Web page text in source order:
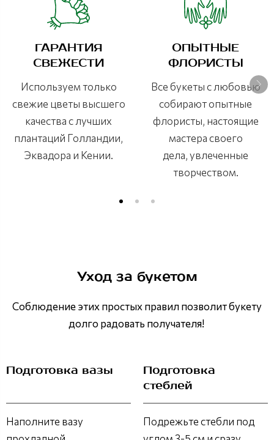
ГАРАНТИЯ
СВЕЖЕСТИ
Используем только
свежие цветы высшего
качества с лучших
плантаций Голландии,
Эквадора и Кении.
ОПЫТНЫЕ
ФЛОРИСТЫ
Все букеты с любовью
собирают опытные
флористы, настоящие
мастера своего
дела, увлеченные
творчеством.
Уход за букетом
Соблюдение этих простых правил позволит букету
долго радовать получателя!
Подготовка вазы
Наполните вазу
Подготовка
стеблей
Подрежьте стебли под